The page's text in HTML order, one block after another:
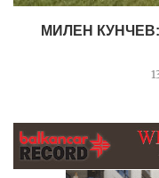
МИЛЕН